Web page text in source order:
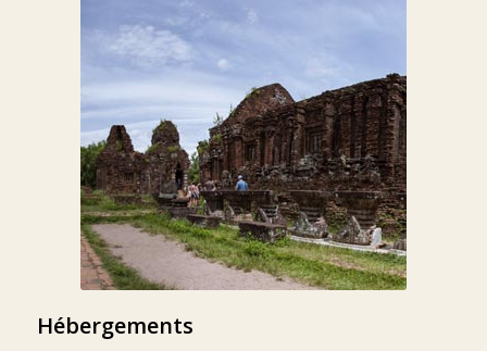
Hébergements